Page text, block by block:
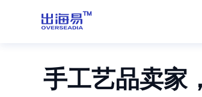
手工艺品卖家